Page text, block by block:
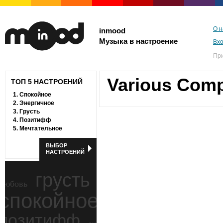
inmood
Музыка в настроение
О
ТОП 5 НАСТРОЕНИЙ
1. Спокойное
2. Энергичное
3. Грусть
4. Позитифф
5. Мечтательное
ВЫБОР
НАСТРОЕНИЙ
грусть
Various